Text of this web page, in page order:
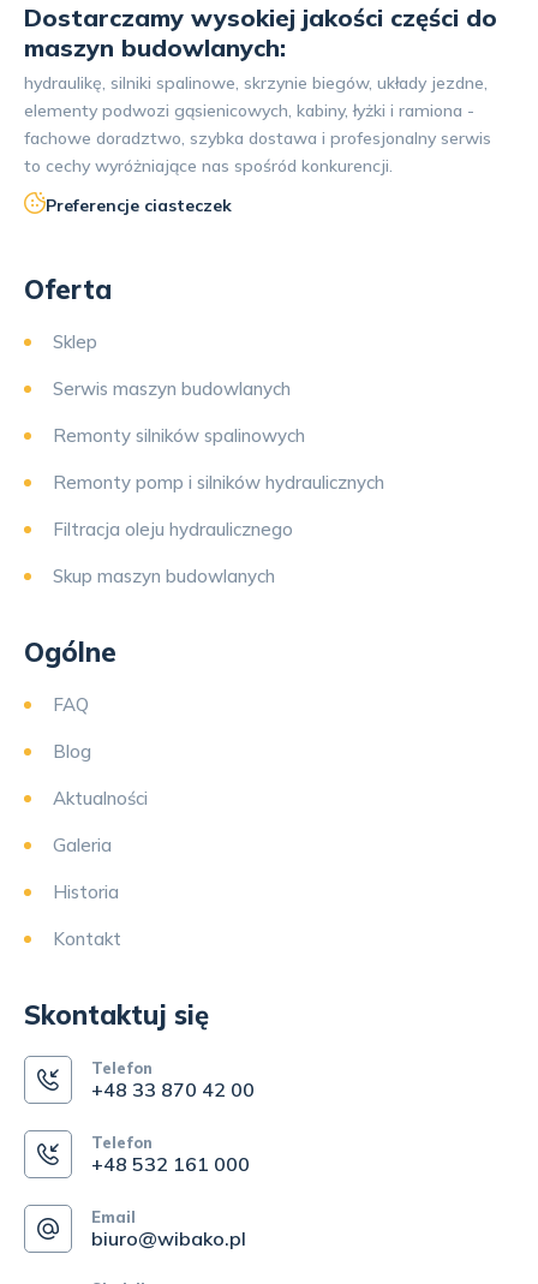
Dostarczamy wysokiej jakości części do
maszyn budowlanych:
hydraulikę, silniki spalinowe, skrzynie biegów, układy jezdne,
elementy podwozi gąsienicowych, kabiny, łyżki i ramiona -
fachowe doradztwo, szybka dostawa i profesjonalny serwis
to cechy wyróżniające nas spośród konkurencji.
Preferencje ciasteczek
Oferta
Sklep
Serwis maszyn budowlanych
Remonty silników spalinowych
Remonty pomp i silników hydraulicznych
Filtracja oleju hydraulicznego
Skup maszyn budowlanych
Ogólne
FAQ
Blog
Aktualności
Galeria
Historia
Kontakt
Skontaktuj się
Telefon
+48 33 870 42 00
Telefon
+48 532 161 000
Email
biuro@wibako.pl